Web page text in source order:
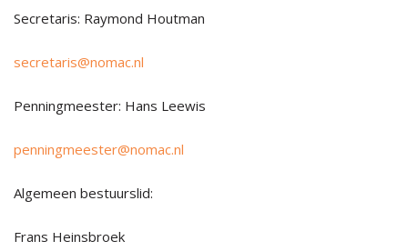
Secretaris: Raymond Houtman
secretaris@nomac.nl
Penningmeester: Hans Leewis
penningmeester@nomac.nl
Algemeen bestuurslid:
Frans Heinsbroek